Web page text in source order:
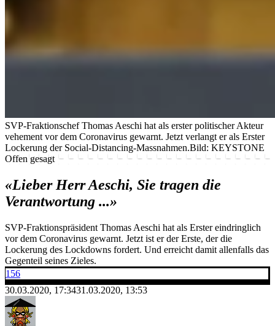
SVP-Fraktionschef Thomas Aeschi hat als erster politischer Akteur
vehement vor dem Coronavirus gewarnt. Jetzt verlangt er als Erster
Lockerung der Social-Distancing-Massnahmen.Bild: KEYSTONE
Offen gesagt
«Lieber Herr Aeschi, Sie tragen die
Verantwortung ...»
SVP-Fraktionspräsident Thomas Aeschi hat als Erster eindringlich
vor dem Coronavirus gewarnt. Jetzt ist er der Erste, der die
Lockerung des Lockdowns fordert. Und erreicht damit allenfalls das
Gegenteil seines Zieles.
156
30.03.2020, 17:3431.03.2020, 13:53